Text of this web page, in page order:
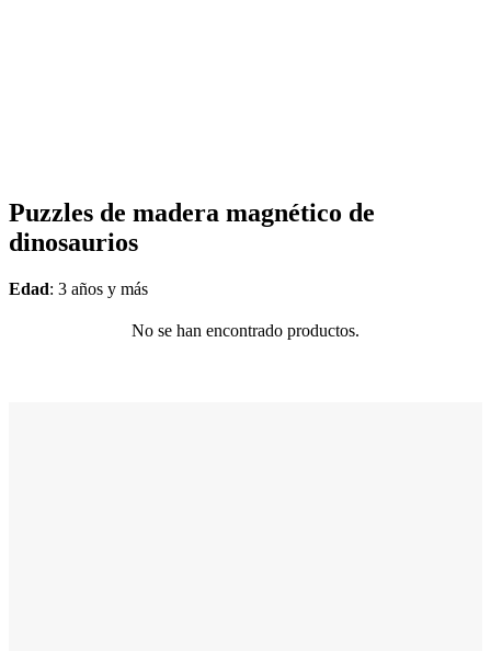
Puzzles de madera magnético de
dinosaurios
Edad: 3 años y más
No se han encontrado productos.